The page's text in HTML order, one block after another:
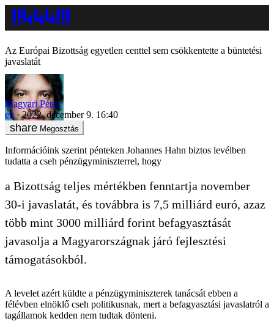
Az Európai Bizottság egyetlen centtel sem csökkentette a büntetési
javaslatát
Magyari Péter
eu
2022. december 9. 16:40
Megosztás
Információink szerint pénteken Johannes Hahn biztos levélben
tudatta a cseh pénzügyminiszterrel, hogy
a Bizottság teljes mértékben fenntartja november
30-i javaslatát, és továbbra is 7,5 milliárd euró, azaz
több mint 3000 milliárd forint befagyasztását
javasolja a Magyarországnak járó fejlesztési
támogatásokból.
A levelet azért küldte a pénzügyminiszterek tanácsát ebben a
félévben elnöklő cseh politikusnak, mert a befagyasztási javaslatról a
tagállamok kedden nem tudtak dönteni.